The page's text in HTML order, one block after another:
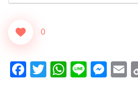
0
F
T
W
Li
M
E